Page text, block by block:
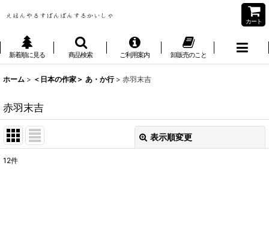
カート
新着順に見る 商品検索 ご利用案内 卸販売のこと
ホーム > ＜日本の作家＞ あ・か行 > 赤羽末吉
赤羽末吉
表示順変更
12件